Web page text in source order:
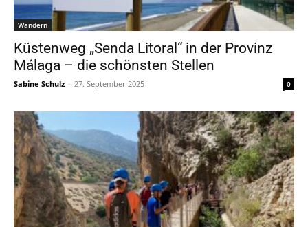
Wandern
Küstenweg „Senda Litoral“ in der Provinz
Málaga – die schönsten Stellen
Sabine Schulz - 27. September 2025 0